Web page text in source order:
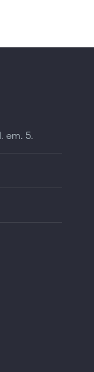
em. 5.